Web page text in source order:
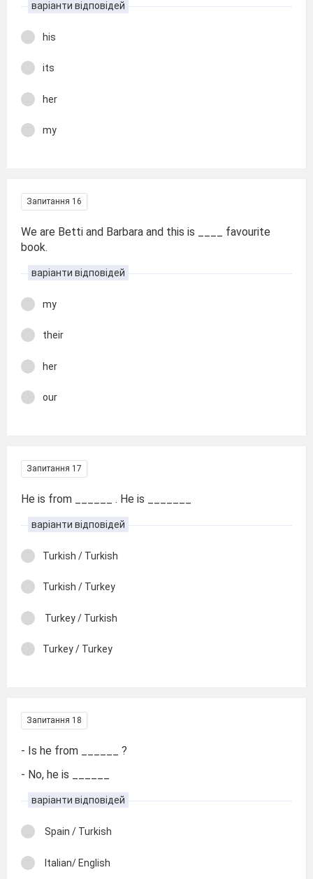
варіанти відповідей
his
its
her
my
Запитання 16
We are Betti and Barbara and this is ____ favourite
book.
варіанти відповідей
my
their
her
our
Запитання 17
He is from ______ . He is _______
варіанти відповідей
Turkish / Turkish
Turkish / Turkey
Turkey / Turkish
Turkey / Turkey
Запитання 18
- Is he from ______ ?
- No, he is ______
варіанти відповідей
Spain / Turkish
Italian/ English